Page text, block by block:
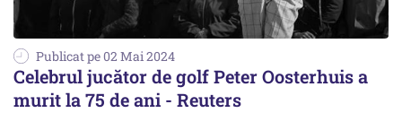
Publicat pe 02 Mai 2024
Celebrul jucător de golf Peter Oosterhuis a
murit la 75 de ani - Reuters